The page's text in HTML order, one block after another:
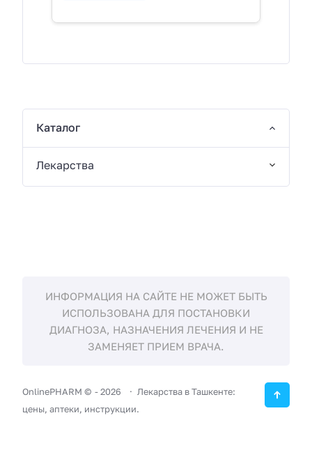
Каталог
Лекарства
ИНФОРМАЦИЯ НА САЙТЕ НЕ МОЖЕТ БЫТЬ
ИСПОЛЬЗОВАНА ДЛЯ ПОСТАНОВКИ
ДИАГНОЗА, НАЗНАЧЕНИЯ ЛЕЧЕНИЯ И НЕ
ЗАМЕНЯЕТ ПРИЕМ ВРАЧА.
OnlinePHARM © -2026
Лекарства в Ташкенте:
цены, аптеки, инструкции.